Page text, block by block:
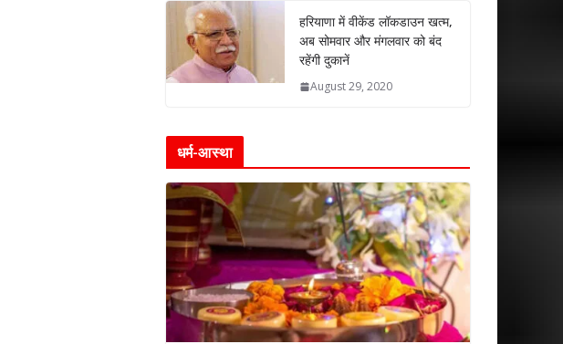
हरियाणा में वीकेंड लॉकडाउन खत्म,
अब सोमवार और मंगलवार को बंद
रहेंगी दुकानें
August 29, 2020
धर्म-आस्था